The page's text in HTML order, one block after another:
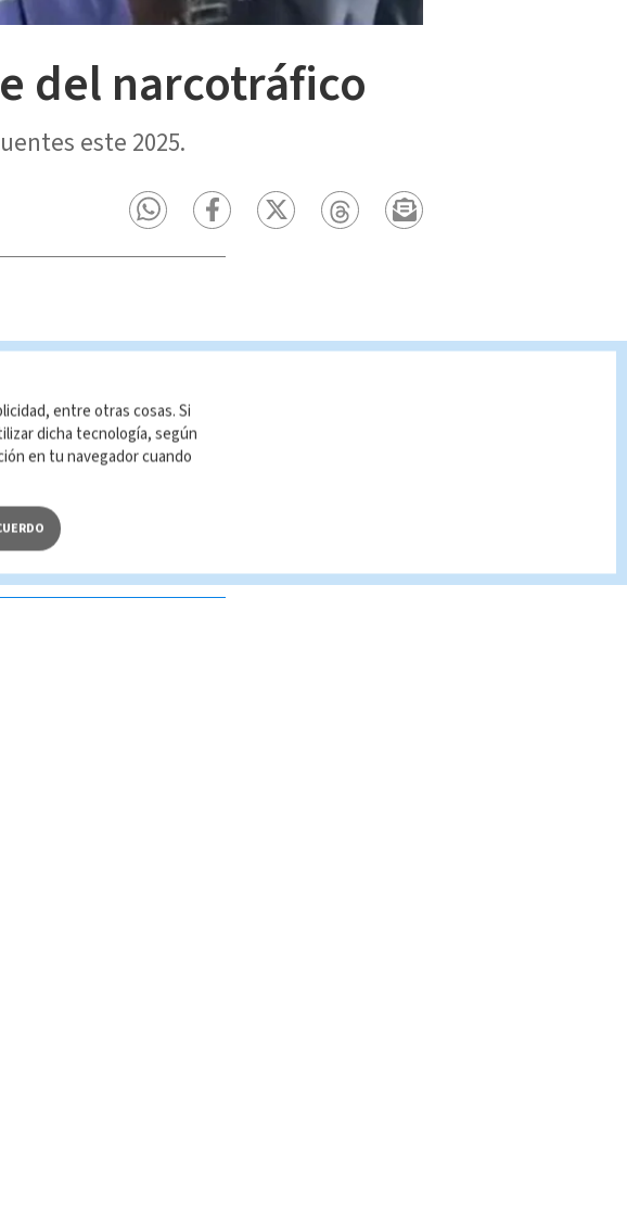
del narcotráfico
este 2025.
su reproducción no
entre otras cosas. Si
dicha tecnología, según
en tu navegador cuando